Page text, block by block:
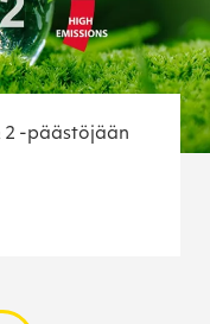
2 -päästöjään